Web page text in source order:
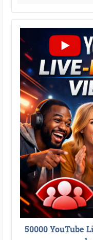
50000 YouTube